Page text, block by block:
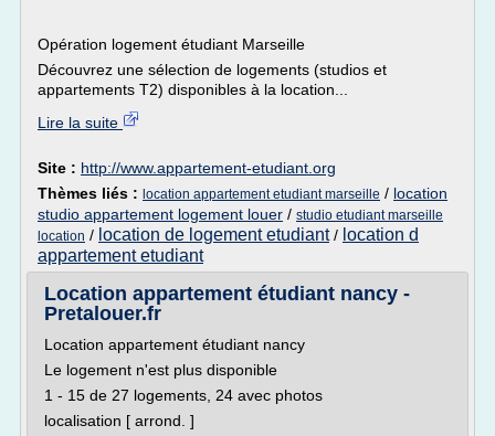
Opération logement étudiant Marseille
Découvrez une sélection de logements (studios et
appartements T2) disponibles à la location...
Lire la suite
Site : http://www.appartement-etudiant.org
Thèmes liés : location appartement etudiant marseille / location
studio appartement logement louer / studio etudiant marseille
location / location de logement etudiant/ location d
appartement etudiant
Location appartement étudiant nancy -
Pretalouer.fr
Location appartement étudiant nancy
Le logement n'est plus disponible
1 - 15 de 27 logements, 24 avec photos
localisation [ arrond. ]